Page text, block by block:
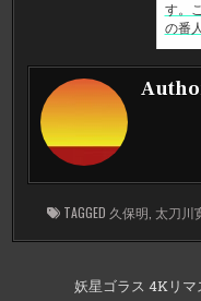
す。
の番
TAGGED 久保明 太刀川
妖星ゴラス 4Kリ